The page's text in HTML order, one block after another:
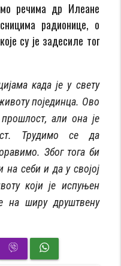
речима др Илеане
радионице, о
су је задесиле тог
када је у свету
појединца. Ово
али она је
Трудимо се да
Због тога би
на себи и да у својој
који је испуњен
на ширу друштвену